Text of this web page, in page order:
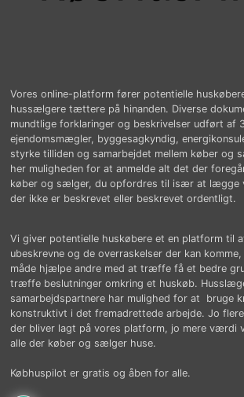
Vores online-platform fører potentielle
hussælgere tættere på hinanden. Diverse
mundtlige forklaringer og beskrivelser udført af
ejendomsmægler, byggesagkyndig,
styrke tilliden og samarbejdet mellem køber og
her muligheden for at anmelde alt det der
køber og sælger, du opfordres til især at lægge
der ikke er beskrevet eller beskrevet ordentligt.
Vi giver potentielle huskøbere et en platform til
ubeskrevne og de overraskelser der kan
måde hjælpe andre med at træffe få et bedre
træffe beslutninger omkring et huskøb.
samarbejdspartnere har mulighed for at bruge
konstruktivt i det fremadrettede arbejde. Jo
der bliver lagt på vores platform, jo mere værdi
alle der køber og sælger huse.
Købhuspilot er gratis og åben for alle.